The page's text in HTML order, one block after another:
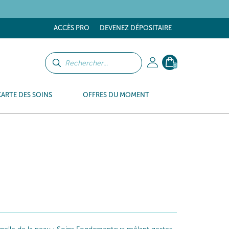
ACCÈS PRO DEVENEZ DÉPOSITAIRE
0
DES SOINS OFFRES DU MOMENT